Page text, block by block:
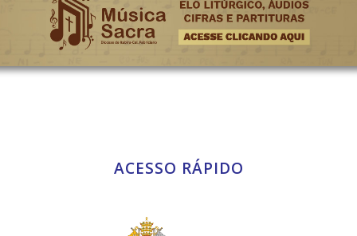
ACESSO RÁPIDO